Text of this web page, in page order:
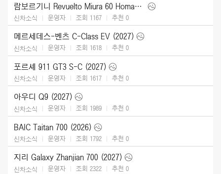
람보르기니 Revuelto Miura 60 Homage (2026)
신차소식 운영자 조회 1167 추천 0
메르세데스-벤츠 C-Class EV (2027)
신차소식 운영자 조회 1618 추천 0
포르셰 911 GT3 S-C (2027)
신차소식 운영자 조회 1617 추천 0
아우디 Q9 (2027)
신차소식 운영자 조회 1989 추천 0
BAIC Taitan 700 (2026)
신차소식 운영자 조회 1792 추천 0
지리 Galaxy Zhanjian 700 (2027)
신차소식 운영자 조회 2322 추천 0